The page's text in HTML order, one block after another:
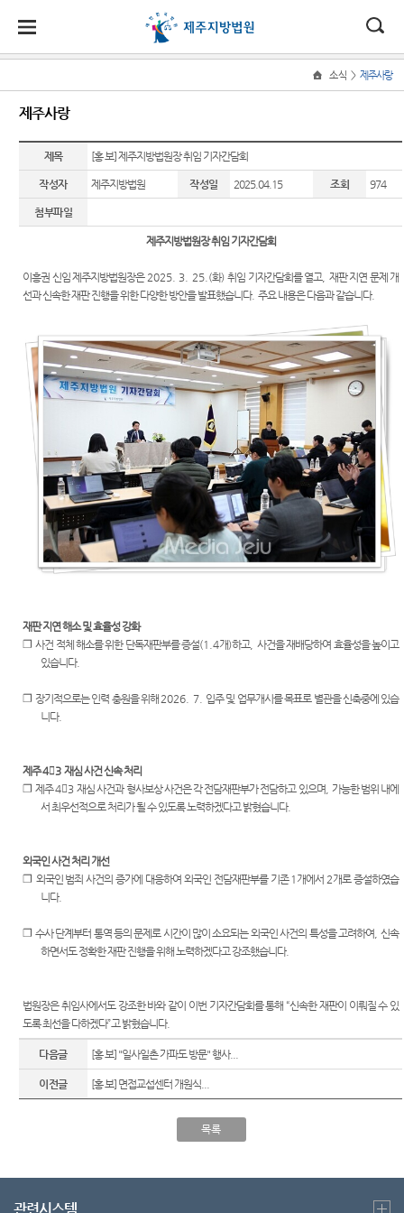
법원
소개
법원장
인사말
연혁
호
정안내
관할구
역
등기과/
소
청사안
내
찾아오
소식
새소식
우리법
원 주요
판결
법원게
정리회
M&A
안내
민원
민원안
내
법률상
담안내
상담 안
내
는질문
유관기
관안내
서
장애인·
외국인·
북한이
탈주민
등 지원
원센터
재판기
록열람
약
정보
사건검
색
판결서
사본 제
공신청
판결서
인터넷
각급법
원안내
소통
법원에
바란다
칭찬합
니다
행동강
담
법원견
학
소식 > 제주사랑
제주사랑
제목 [홍 보] 제주지방법원장 취임 기자간담회
작성자 제주지방법원 작성일 2025.04.15 조회 974
첨부파일
제주지방법원장 취임 기자간담회
이흥권 신임 제주지방법원장은 2025. 3. 25.(화)취임 기자간담회를 열고, 재판 지연 문제 개
선과 신속한 재판 진행을 위한 다양한 방안을 발표했습니다.주요 내용은 다음과 같습니다.
재판 지연 해소 및 효율성 강화
❐사건 적체 해소를 위한 단독재판부를 증설(1.4개)하고, 사건을 재배당하여 효율성을 높이고
있습니다.
❐ 장기적으로는 인력 충원을 위해 2026. 7. 입주 및 업무개시를 목표로 별관을 신축중에 있습
니다.
제주43 재심 사건 신속 처리
❐ 제주43재심 사건과 형사보상 사건은 각 전담재판부가 전담하고 있으며, 가능한 범위 내에
서 최우선적으로 처리가 될 수 있도록 노력하겠다고 밝혔습니다.
외국인 사건 처리 개선
❐ 외국인 범죄 사건의 증가에 대응하여 외국인 전담재판부를 기존 1 개에서 2개로 증설하였습
니다.
❐수사 단계부터 통역 등의 문제로 시간이 많이 소요되는 외국인 사건의 특성을 고려하여,신속
하면서도 정확한 재판 진행을 위해 노력하겠다고 강조했습니다.
법원장은 취임사에서도 강조한 바와 같이 이번 기자간담회를 통해 “신속한 재판이 이뤄질 수 있
도록 최선을 다하겠다”고 밝혔습니다.
다음글 [홍 보] "일사일촌 가파도 방문" 행사...
이전글 [홍 보] 면접교섭센터 개원식...
목록
관련시스템
원
정
소